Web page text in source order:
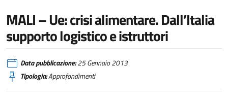
MALI – Ue: crisi alimentare. Dall’Italia
supporto logistico e istruttori
Data pubblicazione:25 Gennaio 2013
Tipologia:Approfondimenti